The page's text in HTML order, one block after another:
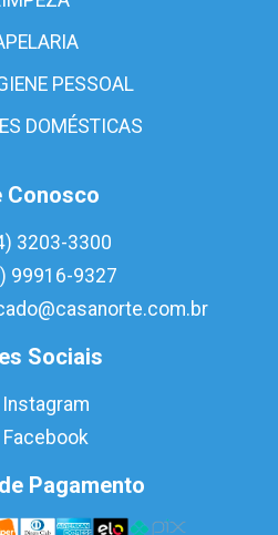
PESSOAL
DOMÉSTICAS
Conosco
3203-3300
99916-9327
Sociais
Instagram
Facebook
Pagamento